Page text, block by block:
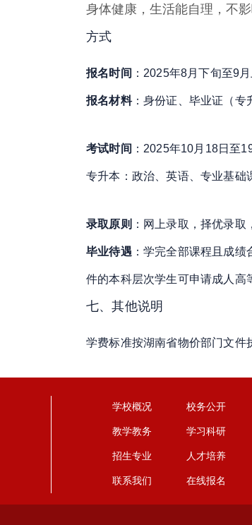
身体健康，生活能自理，不
方式
报名时间 ：2025年8月下旬至9
报名材料：身份证、毕业证（专
考试时间 ：2025年10月18日至
专升本：政治、英语、专业基础
录取原则 ：网上录取，择优录
毕业待遇 ：学完全部课程且成
件的本科层次学生可申请成人高
七、其他说明
学费标准按湖南省物价部门文件
学校概况 校务公开
教学教务 学习科研
招生专业 人才培养
联系我们 在线报名